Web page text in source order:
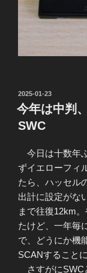
投
稿
日:
2025-01-23
今年は中判
SWC
今日は十数年
ずイエローフィ
たら、ハッセル
出計に設定がな
まで往復12km
たけど、一年毎
で、どうにか機
SCANすることに
さすがにSWC